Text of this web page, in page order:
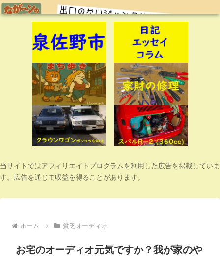
当サイトではアフィリエイトプログラムを利用した広告を掲載していま
す。広告を通じて収益を得ることがあります。
ホーム 貧乏オーディオ
お宅のオーディオ元気ですか？我が家のや